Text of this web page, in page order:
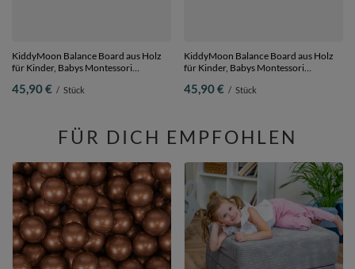
KiddyMoon Balance Board aus Holz
für Kinder, Babys Montessori
Babys Holzspielzeug, Balancebrett
45,90 € / Stück
KiddyMoon Balance Board aus Holz
für Kinder, Babys Montessori
Babys Holzspielzeug, Balancebrett
45,90 € / Stück
FÜR DICH EMPFOHLEN